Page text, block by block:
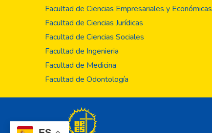
Facultad de Ciencias Empresariales y Económicas
Facultad de Ciencias Jurídicas
Facultad de Ciencias Sociales
Facultad de Ingenieria
Facultad de Medicina
Facultad de Odontología